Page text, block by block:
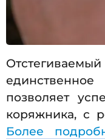
позволяет
коряжника, с
Более